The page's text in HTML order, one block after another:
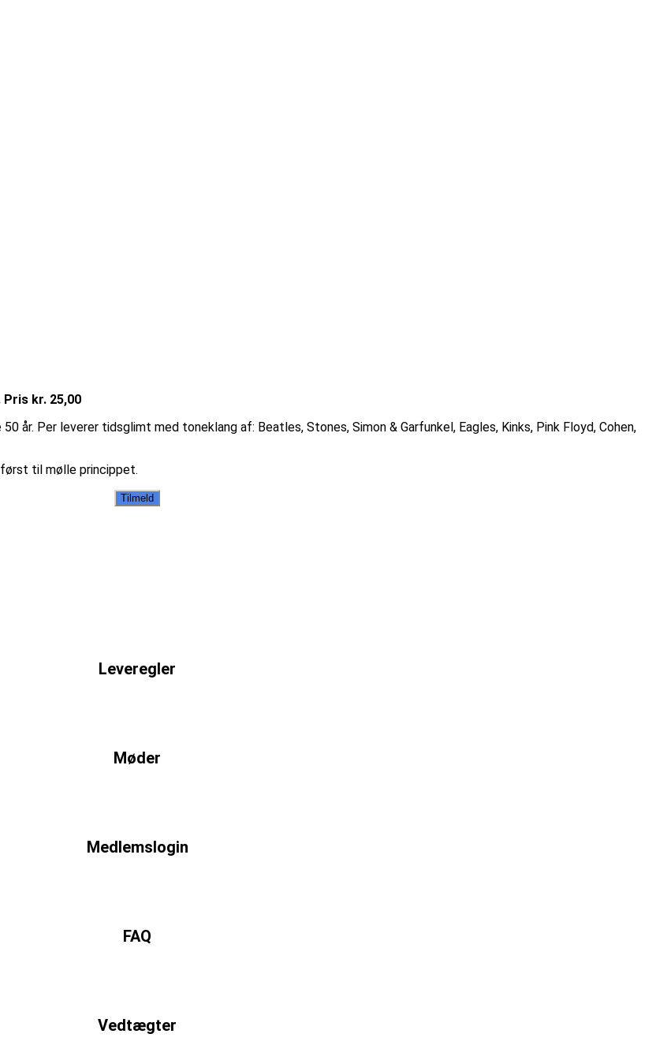
Pris kr. 25,00
år. Per leverer tidsglimt med toneklang af: Beatles, Stones, Simon & Garfunkel, Eagles, Kinks, Pink Floyd, Cohen,
til mølle princippet.
Leveregler
Møder
Medlemslogin
FAQ
Vedtægter